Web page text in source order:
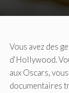
Vous avez des
d'Hollywood.
aux Oscars,
documentaires